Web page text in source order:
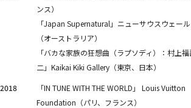
ンス）
「Japan Supernatural」ニューサウスウェー
（オーストラリア）
「バカな家族の狂想曲（ラプソディ）：村上
二」Kaikai Kiki Gallery（東京、日本）
2018
「IN TUNE WITH THE WORLD」 Louis Vuitton
Foundation（パリ、フランス）